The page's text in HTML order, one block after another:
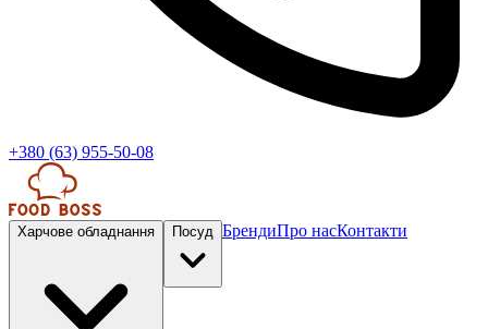
+380 (63) 955-50-08
Харчове обладнання Посуд БрендиПро насКонтакти